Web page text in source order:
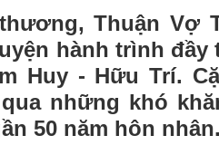
Thuận Vợ
hành trình đầy
Huy - Hữu Trí.
những khó
50 năm hôn